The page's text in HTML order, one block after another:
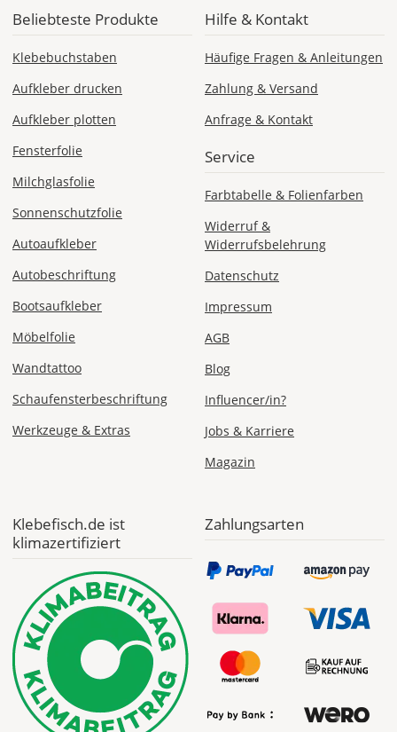
Abhängig
vom
Bestellwert:
genauen
Produktionskosten
Dir
Checkout
angezeigt.
Beliebteste Produkte
Klebebuchstaben
Aufkleber drucken
Aufkleber plotten
Fensterfolie
Milchglasfolie
Sonnenschutzfolie
Autoaufkleber
Autobeschriftung
Bootsaufkleber
Möbelfolie
Wandtattoo
Schaufensterbeschriftung
Werkzeuge & Extras
Hilfe & Kontakt
Häufige Fragen & Anleitungen
Zahlung & Versand
Anfrage & Kontakt
Service
Farbtabelle & Folienfarben
Widerruf &
Widerrufsbelehrung
Datenschutz
Impressum
AGB
Blog
Influencer/in?
Jobs & Karriere
Magazin
Klebefisch.de ist
klimazertifiziert
Zahlungsarten